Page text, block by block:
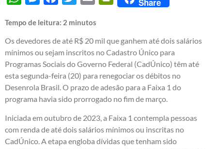
Share
Tempo de leitura: 2 minutos
Os devedores de até R$ 20 mil que ganhem até dois salários
mínimos ou sejam inscritos no Cadastro Único para
Programas Sociais do Governo Federal (CadÚnico) têm até
esta segunda-feira (20) para renegociar os débitos no
Desenrola Brasil. O prazo de adesão para a Faixa 1 do
programa havia sido prorrogado no fim de março.
Iniciada em outubro de 2023, a Faixa 1 contempla pessoas
com renda de até dois salários mínimos ou inscritas no
CadÚnico. A etapa engloba dívidas que tenham sido